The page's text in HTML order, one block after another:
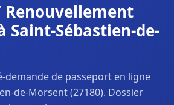
Renouvellement
Saint-Sébastien-de-
demande de passeport en ligne
de-Morsent (27180). Dossier